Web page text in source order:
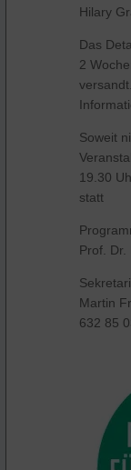
Hilary
Das
2
Soweit
19.30
statt
Prof. Dr.
Martin
632 85